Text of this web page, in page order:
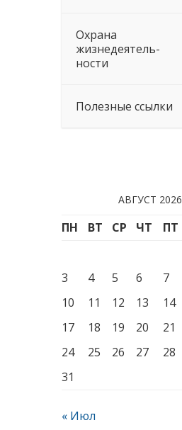
Охрана
жизнедеятель-
ности
Полезные ссылки
АВГУСТ 2026
ПН ВТ СР ЧТ ПТ
3
4 5 6 7
10
11 12 13 14
17
18 19 20 21
24
25 26 27 28
31
« Июл